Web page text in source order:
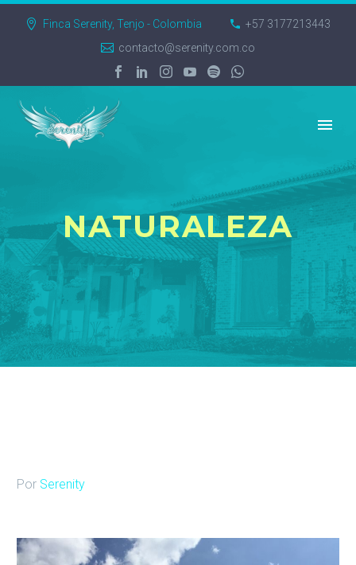
Finca Serenity, Tenjo - Colombia
+57 3177213443
contacto@serenity.com.co
NATURALEZA
Por Serenity